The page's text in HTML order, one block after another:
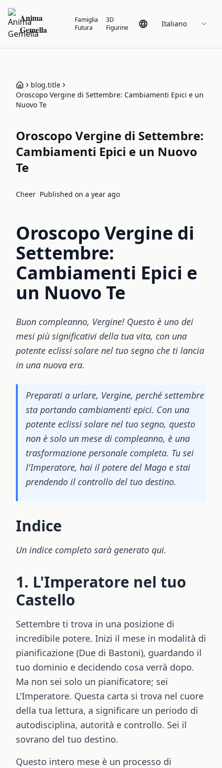
Anima
Gemella
Famiglia
Futura
3D
Figurine
Italiano
blog.title
Oroscopo Vergine di Settembre: Cambiamenti Epici e un
Nuovo Te
Oroscopo Vergine di Settembre:
Cambiamenti Epici e un Nuovo
Te
Cheer Published on a year ago
Oroscopo Vergine di
Settembre:
Cambiamenti Epici e
un Nuovo Te
Buon compleanno, Vergine! Questo è uno dei
mesi più significativi della tua vita, con una
potente eclissi solare nel tuo segno che ti lancia
in una nuova era.
Preparati a urlare, Vergine, perché settembre
sta portando cambiamenti epici. Con una
potente eclissi solare nel tuo segno, questo
non è solo un mese di compleanno, è una
trasformazione personale completa. Tu sei
l'Imperatore, hai il potere del Mago e stai
prendendo il controllo del tuo destino.
Indice
Un indice completo sarà generato qui.
1. L'Imperatore nel tuo
Castello
Settembre ti trova in una posizione di
incredibile potere. Inizi il mese in modalità di
pianificazione (Due di Bastoni), guardando il
tuo dominio e decidendo cosa verrà dopo.
Ma non sei solo un pianificatore; sei
L'Imperatore. Questa carta si trova nel cuore
della tua lettura, a significare un periodo di
autodisciplina, autorità e controllo. Sei il
sovrano del tuo destino.
Questo intero mese è un processo di